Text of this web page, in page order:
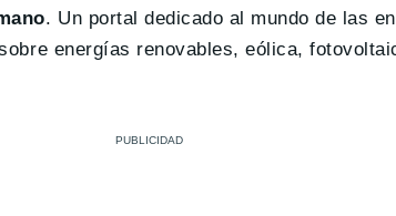
. Un portal dedicado al mundo de las
energías renovables, eólica,